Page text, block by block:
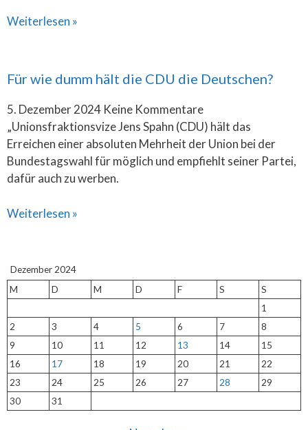
Weiterlesen »
Für wie dumm hält die CDU die Deutschen?
5. Dezember 2024 Keine Kommentare
„Unionsfraktionsvize Jens Spahn (CDU) hält das
Erreichen einer absoluten Mehrheit der Union bei der
Bundestagswahl für möglich und empfiehlt seiner Partei,
dafür auch zu werben.
Weiterlesen »
Dezember 2024
M
D M D F S
S
1
2
3 4 5 6 7
8
9
10 11 12 13 14
15
16
17 18 19 20 21
22
23
24 25 26 27 28
29
30
31